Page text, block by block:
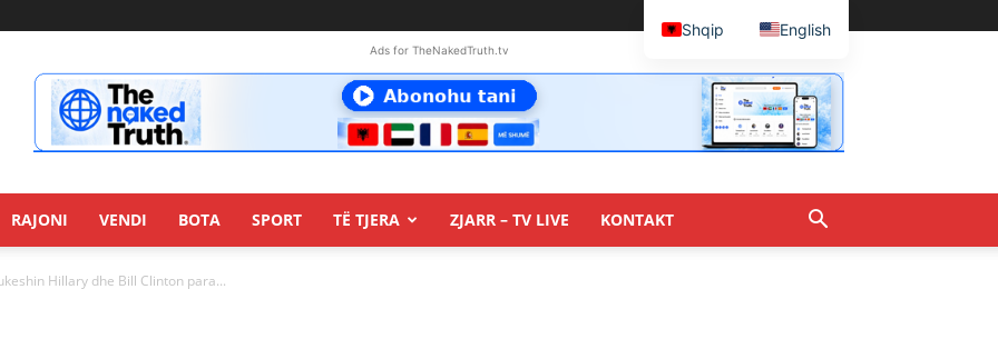
Ads for TheNakedTruth.tv
RAJONI VENDI BOTA SPORT TË TJERA ZJARR – TV LIVE KONTAKT
Hillary dhe Bill Clinton para...
Shqip English